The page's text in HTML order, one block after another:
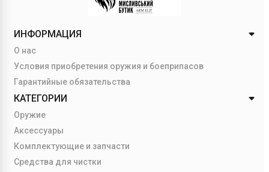
ИНФОРМАЦИЯ
О нас
Условия приобретения оружия и боеприпасов
Гарантийные обязательства
КАТЕГОРИИ
Оружие
Аксессуары
Комплектующие и запчасти
Средства для чистки